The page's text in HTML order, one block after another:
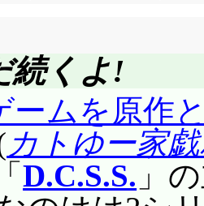
をして, 黒
カムカ玉
ど, そうい
で登場……
よ, こっち
続くよ!
ームを原作
カトゆー家
D.C.S.S. 」